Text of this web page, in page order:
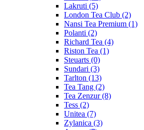
Lakruti (5)
London Tea Club (2)
Nansi Tea Premium (1)
Polanti (2)
Richard Tea (4)
Riston Tea (1)
Steuarts (0)
Sundari (3)
Tarlton (13)
Tea Tang (2)
Tea Zenzur(8)
Tess (2)
Unitea (7)
Zylanica (3)